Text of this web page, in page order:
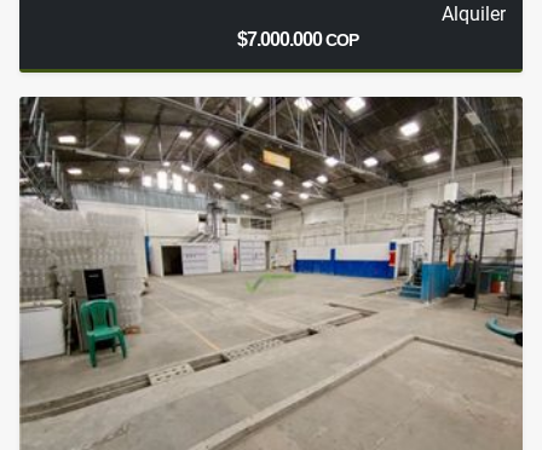
Alquiler
$7.000.000COP